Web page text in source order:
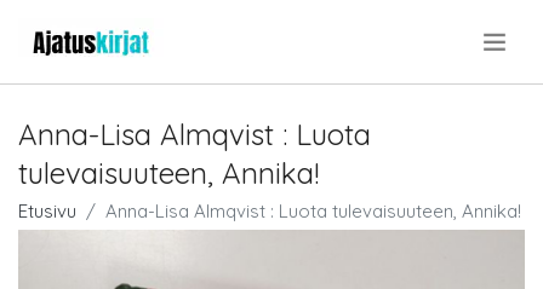
Anna-Lisa Almqvist : Luota
tulevaisuuteen, Annika!
Etusivu Anna-Lisa Almqvist : Luota tulevaisuuteen, Annika!